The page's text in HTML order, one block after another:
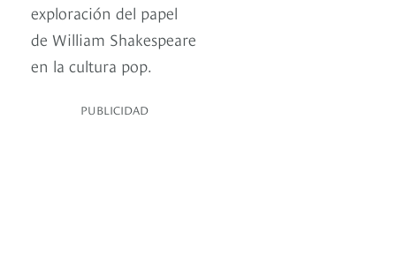
exploración del papel
de William Shakespeare
en la cultura pop.
PUBLICIDAD